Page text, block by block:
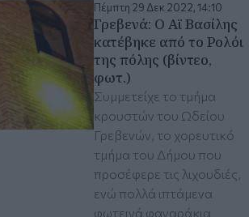
Πέμπτη 29 Δεκ 2022, 14:10
Γρεβενά: Ο Αϊ Βασίλης
κατέβηκε από το Ρολόι
της πόλης (βίντεο,
φωτ.)
Συμμετείχε το τμήμα
κρουστών του Ωδείου
Γρεβενών, το χορευτικό
τμήμα του Δήμου που
προσέφερε τις λιχουδιές,
ενώ πολλά ιπτάμενα
φωτεινά φαναράκια